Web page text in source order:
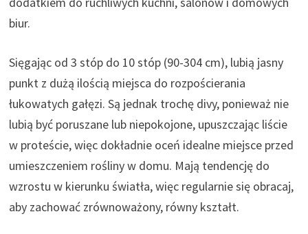
biur.
Sięgając od 3 stóp do 10 stóp (90-304 cm), lubią jasny
punkt z dużą ilością miejsca do rozpościerania
łukowatych gałęzi. Są jednak trochę divy, ponieważ nie
lubią być poruszane lub niepokojone, upuszczając liście
w proteście, więc dokładnie oceń idealne miejsce przed
umieszczeniem rośliny w domu. Mają tendencję do
wzrostu w kierunku światła, więc regularnie się obracaj,
aby zachować zrównoważony, równy kształt.